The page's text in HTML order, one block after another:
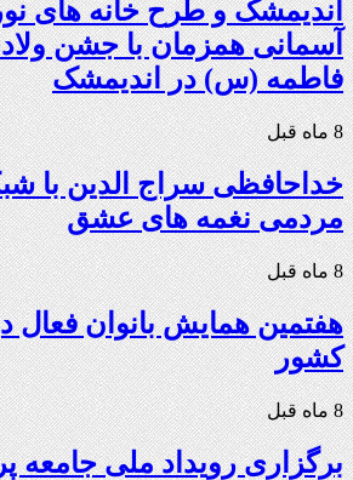
اندیمشک و طرح خانه های
آسمانی همزمان با جشن
فاطمه (س) در اندیمشک
8 ماه قبل
خداحافظی سراج الدین با
مردمی نغمه های عشق
8 ماه قبل
هفتمین همایش بانوان
کشور
8 ماه قبل
برگزاری رویداد ملی جامعه